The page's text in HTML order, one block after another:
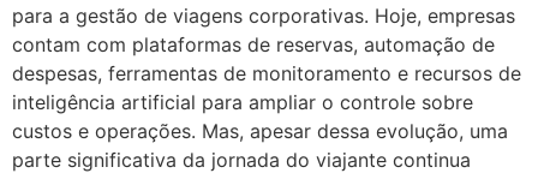
para a gestão de viagens corporativas. Hoje, empresas
contam com plataformas de reservas, automação de
despesas, ferramentas de monitoramento e recursos de
inteligência artificial para ampliar o controle sobre
custos e operações. Mas, apesar dessa evolução, uma
parte significativa da jornada do viajante continua